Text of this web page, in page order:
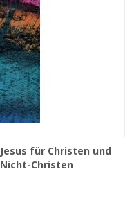
Jesus für Christen und
Nicht-Christen